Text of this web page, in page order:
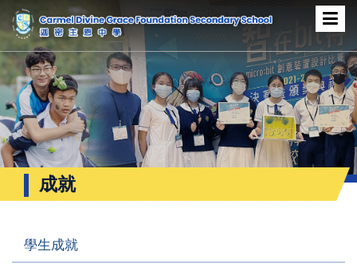
成就
學生成就